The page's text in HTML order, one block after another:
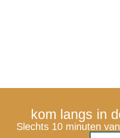
kom langs in
Slechts 10 minuten